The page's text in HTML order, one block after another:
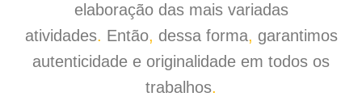
elaboração das mais variadas
atividades. Então, dessa forma, garantimos
autenticidade e originalidade em todos os
trabalhos.